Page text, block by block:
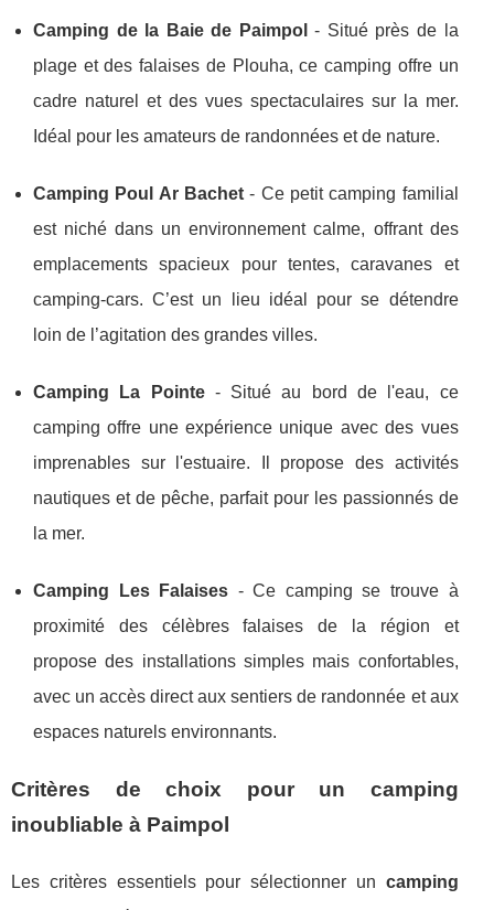
Camping de la Baie de Paimpol - Situé près de la
plage et des falaises de Plouha, ce camping offre un
cadre naturel et des vues spectaculaires sur la mer.
Idéal pour les amateurs de randonnées et de nature.
Camping Poul Ar Bachet- Ce petit camping familial
est niché dans un environnement calme, offrant des
emplacements spacieux pour tentes, caravanes et
camping-cars. C’est un lieu idéal pour se détendre
loin de l’agitation des grandes villes.
Camping La Pointe- Situé au bord de l'eau, ce
camping offre une expérience unique avec des vues
imprenables sur l'estuaire. Il propose des activités
nautiques et de pêche, parfait pour les passionnés de
la mer.
Camping Les Falaises - Ce camping se trouve à
proximité des célèbres falaises de la région et
propose des installations simples mais confortables,
avec un accès direct aux sentiers de randonnée et aux
espaces naturels environnants.
Critères de choix pour un camping
inoubliable à Paimpol
Les critères essentiels pour sélectionner un camping